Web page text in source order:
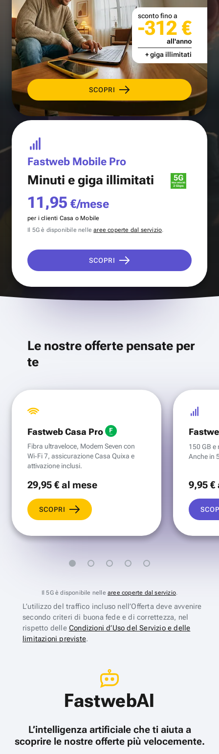
SCOPRI
sconto fino a
-312 €
all'anno
+ giga illimitati
Fastweb Mobile Pro
Minuti e giga illimitati
11,95 €/mese
per i clienti Casa o Mobile
Il 5G è disponibile nellearee coperte dal servizio.
SCOPRI
Le nostre offerte pensate per
te
Fastweb Casa Pro
Fibra ultraveloce, Modem Seven con
Wi‑Fi 7, assicurazione Casa Quixa e
attivazione inclusi.
29,95 €al mese
SCOPRI
150 GB e
Anche in
9,95 €
Il 5G è disponibile nelle aree coperte dal servizio.
L’utilizzo del traffico incluso nell’Offerta deve avvenire
secondo criteri di buona fede e di correttezza, nel
rispetto delle Condizioni d’Uso del Servizio e delle
limitazioni previste.
FastwebAI
L’intelligenza artificiale che ti aiuta a
scoprire le nostre offerte più velocemente.